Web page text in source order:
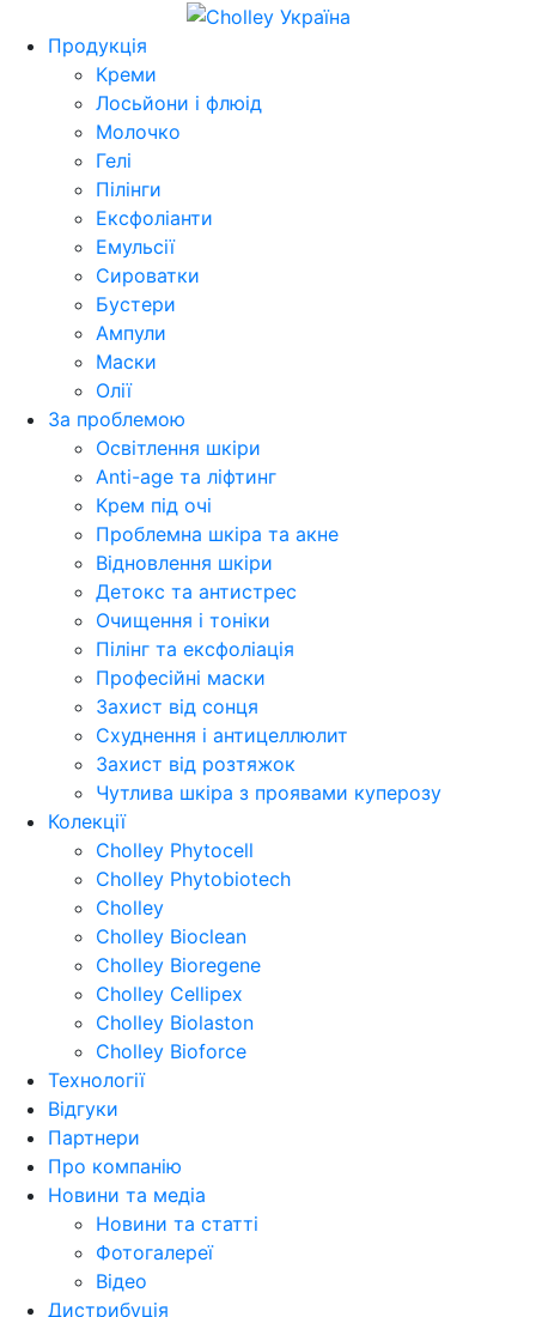
Продукція
Креми
Лосьйони і флюід
Молочко
Гелі
Пілінги
Ексфоліанти
Емульсії
Сироватки
Бустери
Ампули
Маски
Олії
За проблемою
Освітлення шкіри
Anti-age та ліфтинг
Крем під очі
Проблемна шкіра та акне
Відновлення шкіри
Детокс та антистрес
Очищення і тоніки
Пілінг та ексфоліація
Професійні маски
Захист від сонця
Схуднення і антицеллюлит
Захист від розтяжок
Чутлива шкіра з проявами куперозу
Колекції
Cholley Phytocell
Cholley Phytobiotech
Cholley
Cholley Bioclean
Cholley Bioregene
Cholley Cellipex
Cholley Biolaston
Cholley Bioforce
Технології
Відгуки
Партнери
Про компанію
Новини та медіа
Новини та статті
Фотогалереї
Відео
Дистрибуція